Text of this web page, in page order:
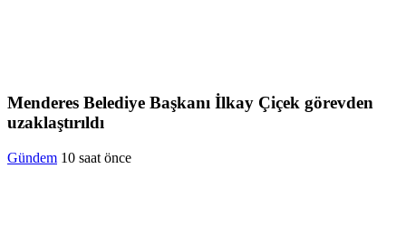
Menderes Belediye Başkanı İlkay Çiçek görevden
uzaklaştırıldı
Gündem 10 saat önce